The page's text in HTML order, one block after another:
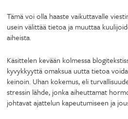
Tämä voi olla haaste vaikuttavalle
usein välittää tietoa ja muuttaa
aiheista.
Käsittelen kevään kolmessa
kyvykkyyttä omaksua uutta tietoa
keinoin. Uhan kokemus, eli
stressin lähde, jonka aiheuttamat
johtavat ajattelun kapeutumiseen ja